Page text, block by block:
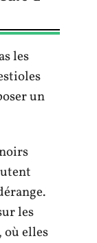
les
un
les
où elles